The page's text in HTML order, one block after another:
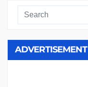
ADVERTISEMENT